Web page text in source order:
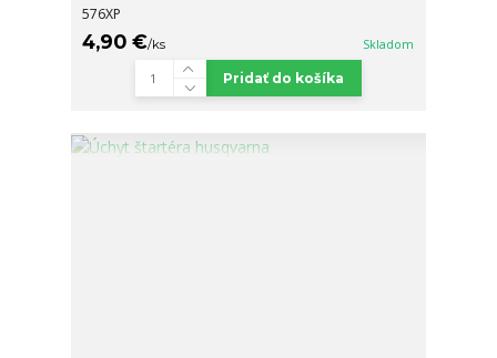
576XP
4,90 €/ks Skladom
Pridať do košíka